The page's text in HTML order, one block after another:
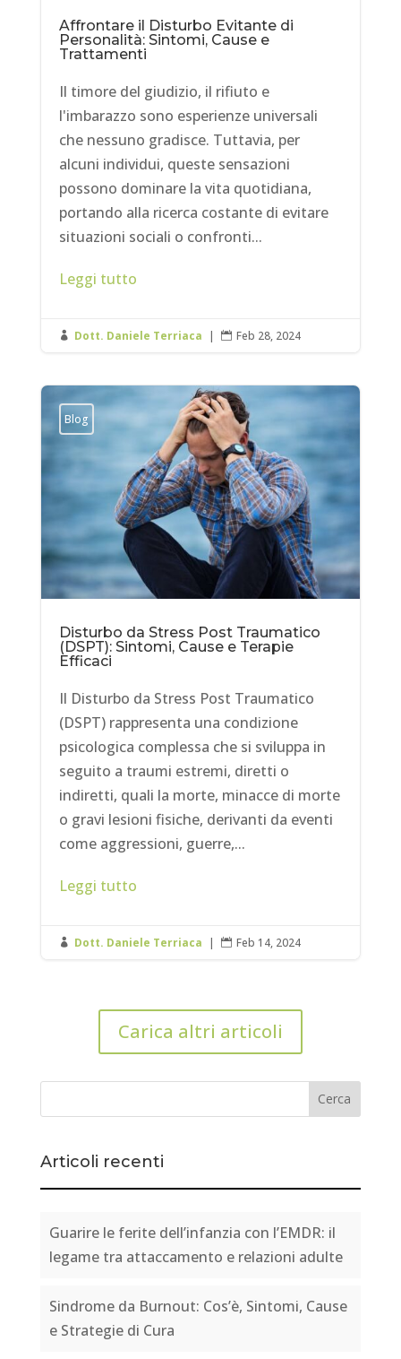
Affrontare il Disturbo Evitante di
Personalità: Sintomi, Cause e
Trattamenti
Il timore del giudizio, il rifiuto e
l'imbarazzo sono esperienze universali
che nessuno gradisce. Tuttavia, per
alcuni individui, queste sensazioni
possono dominare la vita quotidiana,
portando alla ricerca costante di evitare
situazioni sociali o confronti...
Leggi tutto
 Dott. Daniele Terriaca |  Feb 28, 2024
Blog
Disturbo da Stress Post Traumatico
(DSPT): Sintomi, Cause e Terapie
Efficaci
Il Disturbo da Stress Post Traumatico
(DSPT) rappresenta una condizione
psicologica complessa che si sviluppa in
seguito a traumi estremi, diretti o
indiretti, quali la morte, minacce di morte
o gravi lesioni fisiche, derivanti da eventi
come aggressioni, guerre,...
Leggi tutto
 Dott. Daniele Terriaca |  Feb 14, 2024
Carica altri articoli
Articoli recenti
Guarire le ferite dell’infanzia con l’EMDR: il
legame tra attaccamento e relazioni adulte
Sindrome da Burnout: Cos’è, Sintomi, Cause
e Strategie di Cura